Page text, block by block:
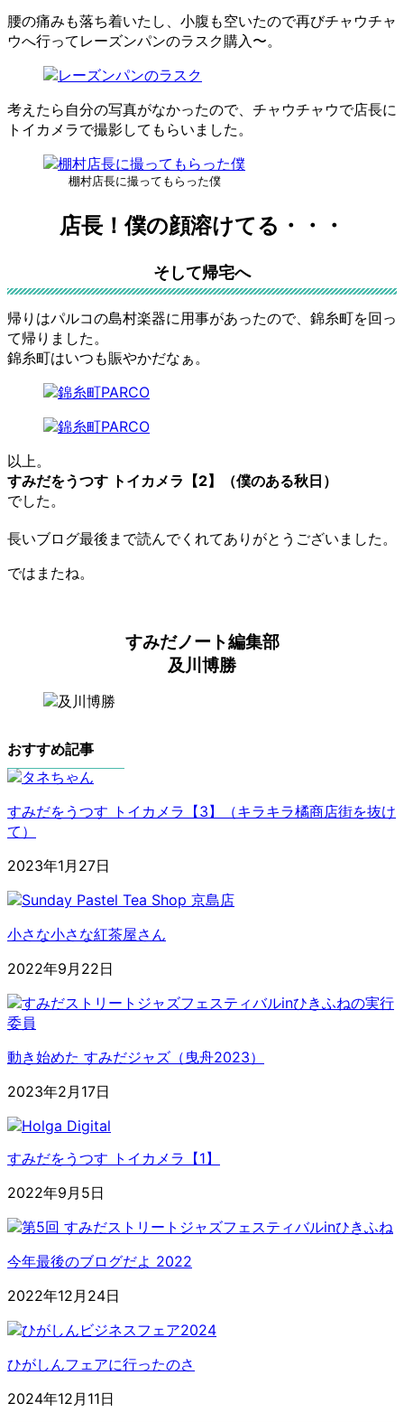
腰の痛みも落ち着いたし、小腹も空いたので再びチャウチャ
ウへ行ってレーズンパンのラスク購入〜。
考えたら自分の写真がなかったので、チャウチャウで店長に
トイカメラで撮影してもらいました。
棚村店長に撮ってもらった僕
店長！僕の顔溶けてる・・・
そして帰宅へ
帰りはパルコの島村楽器に用事があったので、錦糸町を回っ
て帰りました。
錦糸町はいつも賑やかだなぁ。
以上。
すみだをうつす トイカメラ【2】（僕のある秋日）
でした。
長いブログ最後まで読んでくれてありがとうございました。
ではまたね。
すみだノート編集部
及川博勝
おすすめ記事
すみだをうつす トイカメラ【3】（キラキラ橘商店街を抜け
て）
2023年1月27日
小さな小さな紅茶屋さん
2022年9月22日
動き始めた すみだジャズ（曳舟2023）
2023年2月17日
すみだをうつす トイカメラ【1】
2022年9月5日
今年最後のブログだよ 2022
2022年12月24日
ひがしんフェアに行ったのさ
2024年12月11日